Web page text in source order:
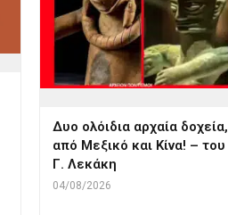
Δυο ολόιδια αρχαία δοχεία,
από Μεξικό και Κίνα! – του
Γ. Λεκάκη
04/08/2026